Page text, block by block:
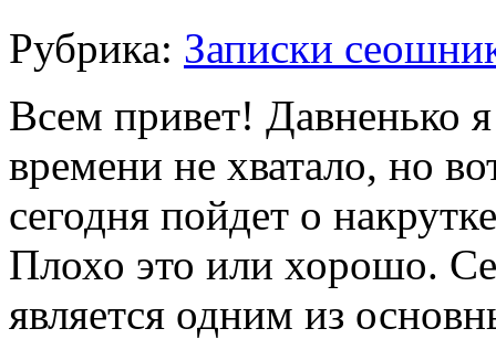
Рубрика: Записки
Всем привет! Давненько
времени не хватало, но
сегодня пойдет о
Плохо это или хорошо.
является одним из